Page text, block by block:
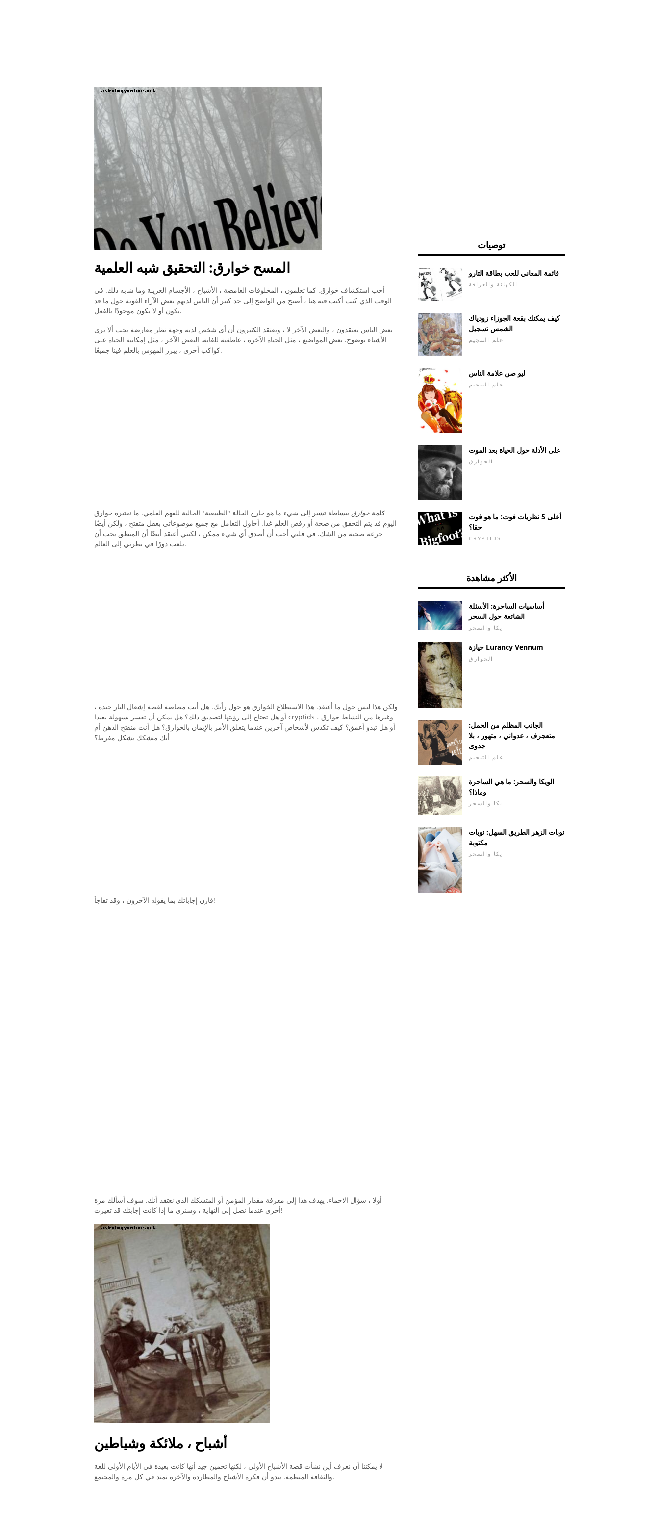
المسح خوارق: التحقيق شبه العلمية
أحب استكشاف خوارق. كما تعلمون ، المخلوقات الغامضة ، الأشباح ، الأجسام الغريبة وما شابه ذلك. في
الوقت الذي كنت أكتب فيه هنا ، أصبح من الواضح إلى حد كبير أن الناس لديهم بعض الآراء القوية حول ما قد
يكون أو لا يكون موجودًا بالفعل.
بعض الناس يعتقدون ، والبعض الآخر لا ، ويعتقد الكثيرون أن أي شخص لديه وجهة نظر معارضة يجب ألا يرى
الأشياء بوضوح. بعض المواضيع ، مثل الحياة الآخرة ، عاطفية للغاية. البعض الآخر ، مثل إمكانية الحياة على
كواكب أخرى ، يبرز المهوس بالعلم فينا جميعًا.
كلمة خوارق ببساطة تشير إلى شيء ما هو خارج الحالة "الطبيعية" الحالية للفهم العلمي. ما نعتبره خوارق
اليوم قد يتم التحقق من صحة أو رفض العلم غدا. أحاول التعامل مع جميع موضوعاتي بعقل متفتح ، ولكن أيضًا
جرعة صحية من الشك. في قلبي أحب أن أصدق أي شيء ممكن ، لكنني أعتقد أيضًا أن المنطق يجب أن
يلعب دورًا في نظرتي إلى العالم.
ولكن هذا ليس حول ما أعتقد. هذا الاستطلاع الخوارق هو حول رأيك. هل أنت مصاصة لقصة إشعال النار جيدة ،
أو هل تحتاج إلى رؤيتها لتصديق ذلك؟ هل يمكن أن تفسر بسهولة بعيدا cryptids وغيرها من النشاط خوارق ،
أو هل تبدو أعمق؟ كيف تكدس لأشخاص آخرين عندما يتعلق الأمر بالإيمان بالخوارق؟ هل أنت منفتح الذهن أم
أنك متشكك بشكل مفرط؟
قارن إجاباتك بما يقوله الآخرون ، وقد تفاجأ!
أولا ، سؤال الاحماء. يهدف هذا إلى معرفة مقدار المؤمن أو المتشكك الذيتعتقد أنك. سوف أسألك مرة
أخرى عندما نصل إلى النهاية ، وسنرى ما إذا كانت إجابتك قد تغيرت!
أشباح ، ملائكة وشياطين
لا يمكننا أن نعرف أين نشأت قصة الأشباح الأولى ، لكنها تخمين جيد أنها كانت بعيدة في الأيام الأولى للغة
والثقافة المنظمة. يبدو أن فكرة الأشباح والمطاردة والآخرة تمتد في كل مرة والمجتمع.
توصيات
قائمة المعاني للعب بطاقة التارو
الكهانة والعرافة
كيف يمكنك بقعة الجوزاء زودياك
الشمس تسجيل
علم التنجيم
ليو صن علامة الناس
علم التنجيم
على الأدلة حول الحياة بعد الموت
الخوارق
أعلى 5 نظريات فوت: ما هو فوت
حقا؟
CRYPTIDS
الأكثر مشاهدة
أساسيات الساحرة: الأسئلة
الشائعة حول السحر
يكا والسحر
حيازة Lurancy Vennum
الخوارق
الجانب المظلم من الحمل:
متعجرف ، عدواني ، متهور ، بلا
جدوى
علم التنجيم
الويكا والسحر: ما هي الساحرة
وماذا؟
يكا والسحر
نوبات الزهر الطريق السهل: نوبات
مكتوبة
يكا والسحر